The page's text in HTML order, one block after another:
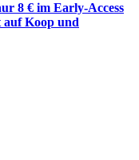
8 € im Early-Access
auf Koop und